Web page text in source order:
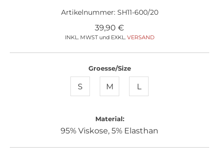
Artikelnummer: SH11-600/20
39,90 €
INKL. MWST und EXKL. VERSAND
Groesse/Size
S M L
Material:
95% Viskose, 5% Elasthan